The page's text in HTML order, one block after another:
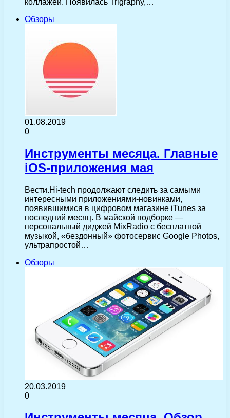
Обзоры
01.08.2019
0
Инструменты месяца. Главные
iOS-приложения мая
Вести.Hi-tech продолжают следить за самыми
интересными приложениями-новинками,
появившимися в цифровом магазине iTunes за
последний месяц. В майской подборке —
персональный диджей MixRadio с бесплатной
музыкой, «бездонный» фотосервис Google Photos,
ультрапростой…
Обзоры
20.03.2019
0